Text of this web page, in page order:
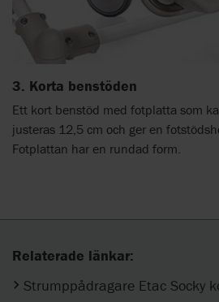
3. Korta benstöden
Ett kort benstöd med fotplatta som
justeras 12,5 cm och ger en
Fotplattan har en rundad form.
Relaterade länkar:
Strumppådragare Etac Socky